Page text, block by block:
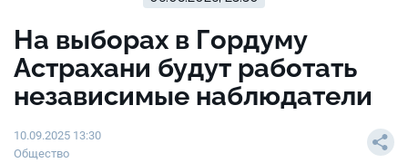
На выборах в Гордуму
Астрахани будут работать
независимые наблюдатели
10.09.2025 13:30
Общество